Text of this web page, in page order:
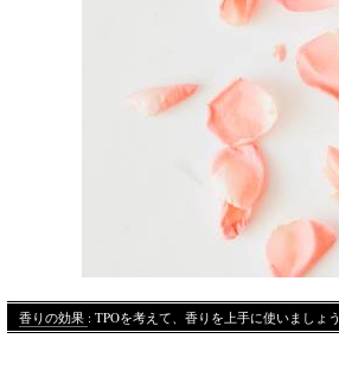
香りの効果 : TPOを考えて、香りを上手に使いましょう